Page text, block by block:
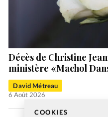
COOKIES
Décès de Christine
ministère «Machol
David Métreau
6 Août 2026